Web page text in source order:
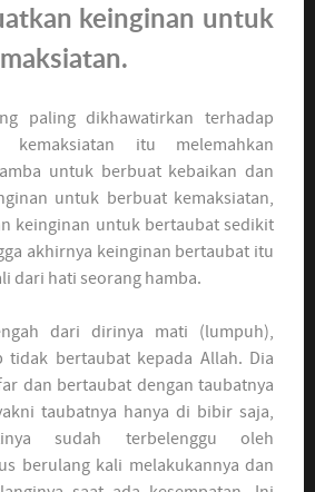
keinginan untuk
paling dikhawatirkan terhadap
kemaksiatan itu melemahkan
untuk berbuat kebaikan dan
untuk berbuat kemaksiatan,
keinginan untuk bertaubat sedikit
akhirnya keinginan bertaubat itu
dari hati seorang hamba.
dari dirinya mati (lumpuh),
tidak bertaubat kepada Allah. Dia
dan bertaubat dengan taubatnya
taubatnya hanya di bibir saja,
sudah terbelenggu oleh
berulang kali melakukannya dan